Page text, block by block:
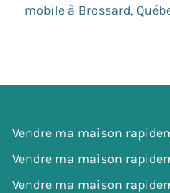
mobile à Brossard,
Vendre ma maison
Vendre ma maison
Vendre ma maison